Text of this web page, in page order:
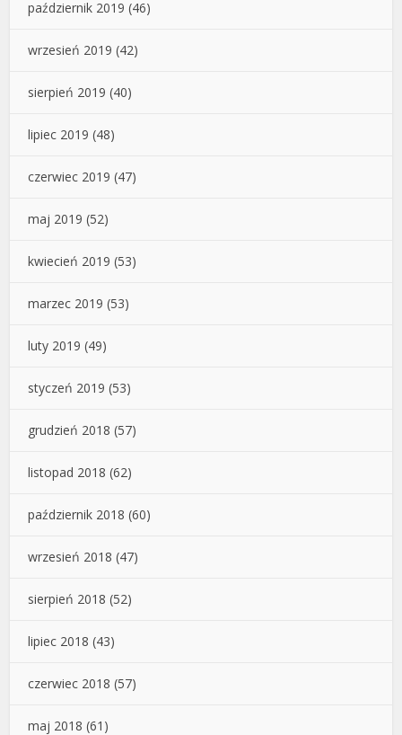
październik 2019 (46)
wrzesień 2019 (42)
sierpień 2019 (40)
lipiec 2019 (48)
czerwiec 2019 (47)
maj 2019 (52)
kwiecień 2019 (53)
marzec 2019 (53)
luty 2019 (49)
styczeń 2019 (53)
grudzień 2018 (57)
listopad 2018 (62)
październik 2018 (60)
wrzesień 2018 (47)
sierpień 2018 (52)
lipiec 2018 (43)
czerwiec 2018 (57)
maj 2018 (61)